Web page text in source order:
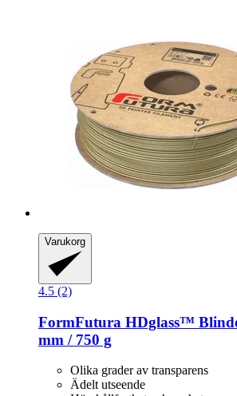
Varukorg
4.5 (2)
FormFutura HDglass™
mm / 750 g
Olika grader av transparens
Ädelt utseende